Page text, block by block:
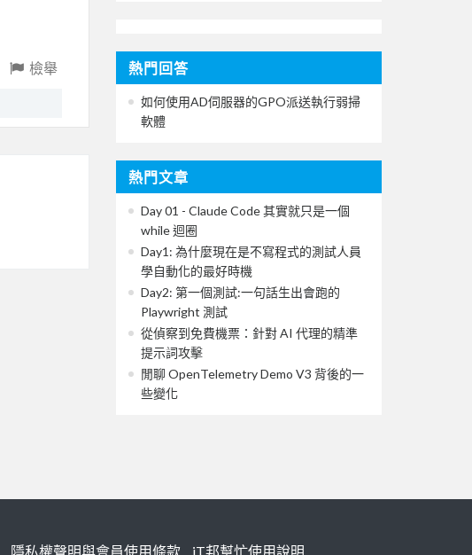
檢舉 熱門回答
如何使用AD伺服器的GPO派送執行弱掃
軟體
熱門文章
Day 01 - Claude Code 其實就只是一個
while 迴圈
Day1: 為什麼現在是不寫程式的測試人員
學自動化的最好時機
Day2: 第一個測試:一句話生出會跑的
Playwright 測試
從偵察到免費機票：針對 AI 代理的精準
提示詞攻擊
閒聊 OpenTelemetry Demo V3 背後的一
些變化
隱私權聲明與會員使用條款 iT邦幫忙使用說明